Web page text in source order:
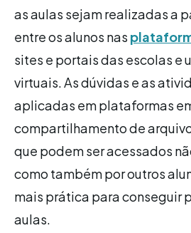
as aulas sejam realizadas a
entre os alunos nas
sites e portais das escolas e
virtuais. As dúvidas e as
aplicadas em plataformas
compartilhamento de
que podem ser acessados
como também por outros
mais prática para conseguir
aulas.